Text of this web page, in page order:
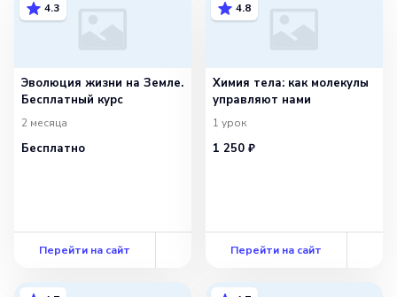
4.3
Эволюция жизни на Земле.
Бесплатный курс
2 месяца
Бесплатно
Перейти на сайт
4.8
Химия тела: как молекулы
управляют нами
1 урок
1 250 ₽
Перейти на сайт